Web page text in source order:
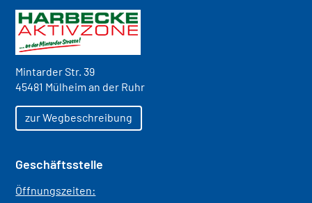
Mintarder Str. 39
45481 Mülheim an der Ruhr
zur Wegbeschreibung
Geschäftsstelle
Öffnungszeiten: